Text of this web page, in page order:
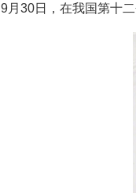
9月30日，在我国第十